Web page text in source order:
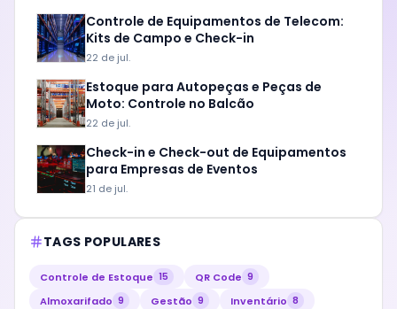
Controle de Equipamentos de Telecom:
Kits de Campo e Check-in
22 de jul.
Estoque para Autopeças e Peças de
Moto: Controle no Balcão
22 de jul.
Check-in e Check-out de Equipamentos
para Empresas de Eventos
21 de jul.
TAGS POPULARES
Controle de Estoque 15 QR Code 9
Almoxarifado 9 Gestão 9 Inventário 8